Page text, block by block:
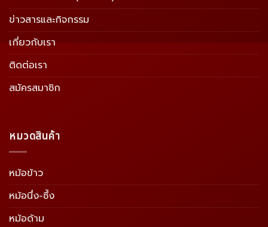
ข่าวสารและกิจกรรม
เกี่ยวกับเรา
ติดต่อเรา
สมัครสมาชิก
หมวดสินค้า
หม้อข้าว
หม้อนึ่ง-ซึ้ง
หม้อด้าม